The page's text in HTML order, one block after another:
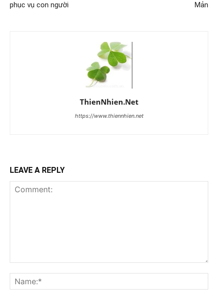
phục vụ con người
Mản
ThienNhien.Net
https://www.thiennhien.net
LEAVE A REPLY